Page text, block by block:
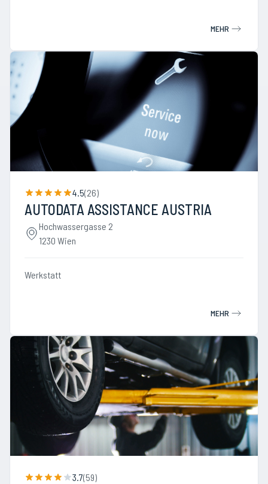
MEHR
4.5(26)
AUTODATA ASSISTANCE AUSTRIA
Hochwassergasse 2
1230 Wien
Werkstatt
MEHR
3.7(59)